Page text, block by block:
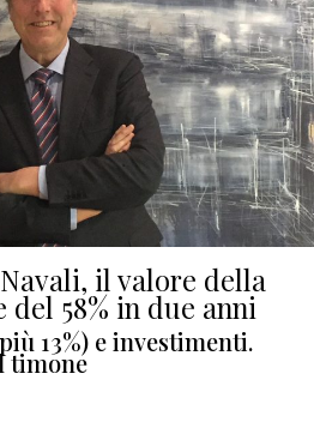
il valore della
58% in due anni
13%) e investimenti.
timone